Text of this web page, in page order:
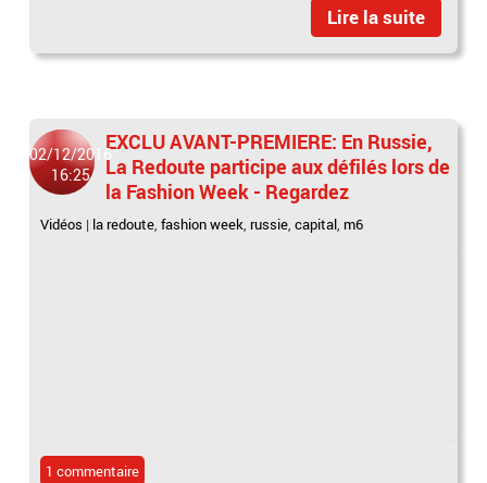
Lire la suite
02/12/2016
16:25
EXCLU AVANT-PREMIERE: En Russie,
La Redoute participe aux défilés lors de
la Fashion Week - Regardez
Vidéos | la redoute,fashion week, russie,capital, m6
1 commentaire